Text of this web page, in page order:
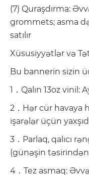
(7) Quraşdırma:
grommets; asma
satılır
Xüsusiyyətlər və
Bu bannerin sizin
1．Qalın 13oz vinil:
2．Hər cür havaya
işarələr üçün
3．Parlaq, qalıcı
(günəşin
4．Tez asmaq: